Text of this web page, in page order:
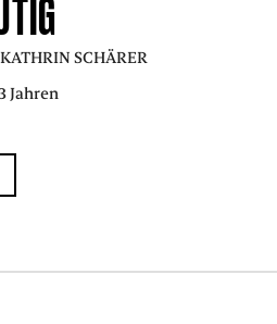
SCHÄRER
Jahren